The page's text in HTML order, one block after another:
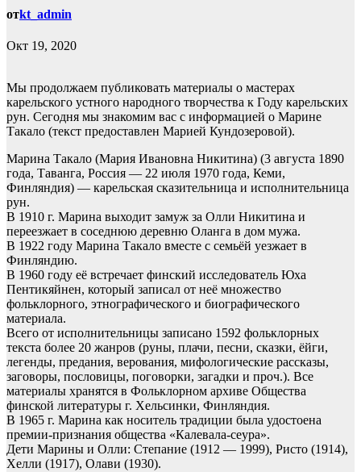
отkt_admin
Окт 19, 2020
Мы продолжаем публиковать материалы о мастерах
карельского устного народного творчества к Году карельских
рун. Сегодня мы знакомим вас с информацией о Марине
Такало (текст предоставлен Марией Кундозеровой).
Марина Такало (Мария Ивановна Никитина) (3 августа 1890
года, Таванга, Россия — 22 июля 1970 года, Кеми,
Финляндия) — карельская сказительница и исполнительница
рун.
В 1910 г. Марина выходит замуж за Олли Никитина и
переезжает в соседнюю деревню Оланга в дом мужа.
В 1922 году Марина Такало вместе с семьёй уезжает в
Финляндию.
В 1960 году её встречает финский исследователь Юха
Пентикяйнен, который записал от неё множество
фольклорного, этнографического и биографического
материала.
Всего от исполнительницы записано 1592 фольклорных
текста более 20 жанров (руны, плачи, песни, сказки, ёйги,
легенды, предания, верования, мифологические рассказы,
заговоры, пословицы, поговорки, загадки и проч.). Все
материалы хранятся в Фольклорном архиве Общества
финской литературы г. Хельсинки, Финляндия.
В 1965 г. Марина как носитель традиции была удостоена
премии-признания общества «Калевала-сеура».
Дети Марины и Олли: Степание (1912 — 1999), Ристо (1914),
Хелли (1917), Олави (1930).